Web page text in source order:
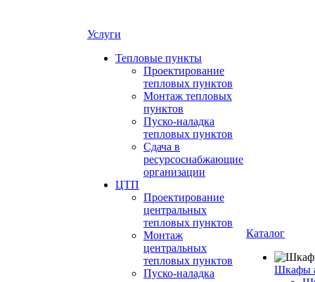
Услуги
Тепловые пункты
Проектирование
тепловых пунктов
Монтаж тепловых
пунктов
Пуско-наладка
тепловых пунктов
Сдача в
ресурсоснабжающие
организации
ЦТП
Проектирование
центральных
тепловых пунктов
Монтаж
центральных
тепловых пунктов
Пуско-наладка
Каталог
Шкафы